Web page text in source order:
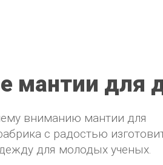
мантии для
вниманию мантии для
с радостью
для молодых ученых.